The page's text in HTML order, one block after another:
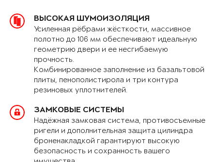
ВЫСОКАЯ ШУМОИЗОЛЯЦИЯ
Усиленная рёбрами жёсткости, массивное
полотно до 106 мм обеспечивают идеальную
геометрию двери и ее несгибаемую
прочность.
Комбинированное заполнение из базальтовой
плиты, пенополистирола и три контура
резиновых уплотнителей.
ЗАМКОВЫЕ СИСТЕМЫ
Надёжная замковая система, противосъемные
ригели и дополнительная защита цилиндра
броненакладкой гарантируют высокую
безопасность и сохранность вашего